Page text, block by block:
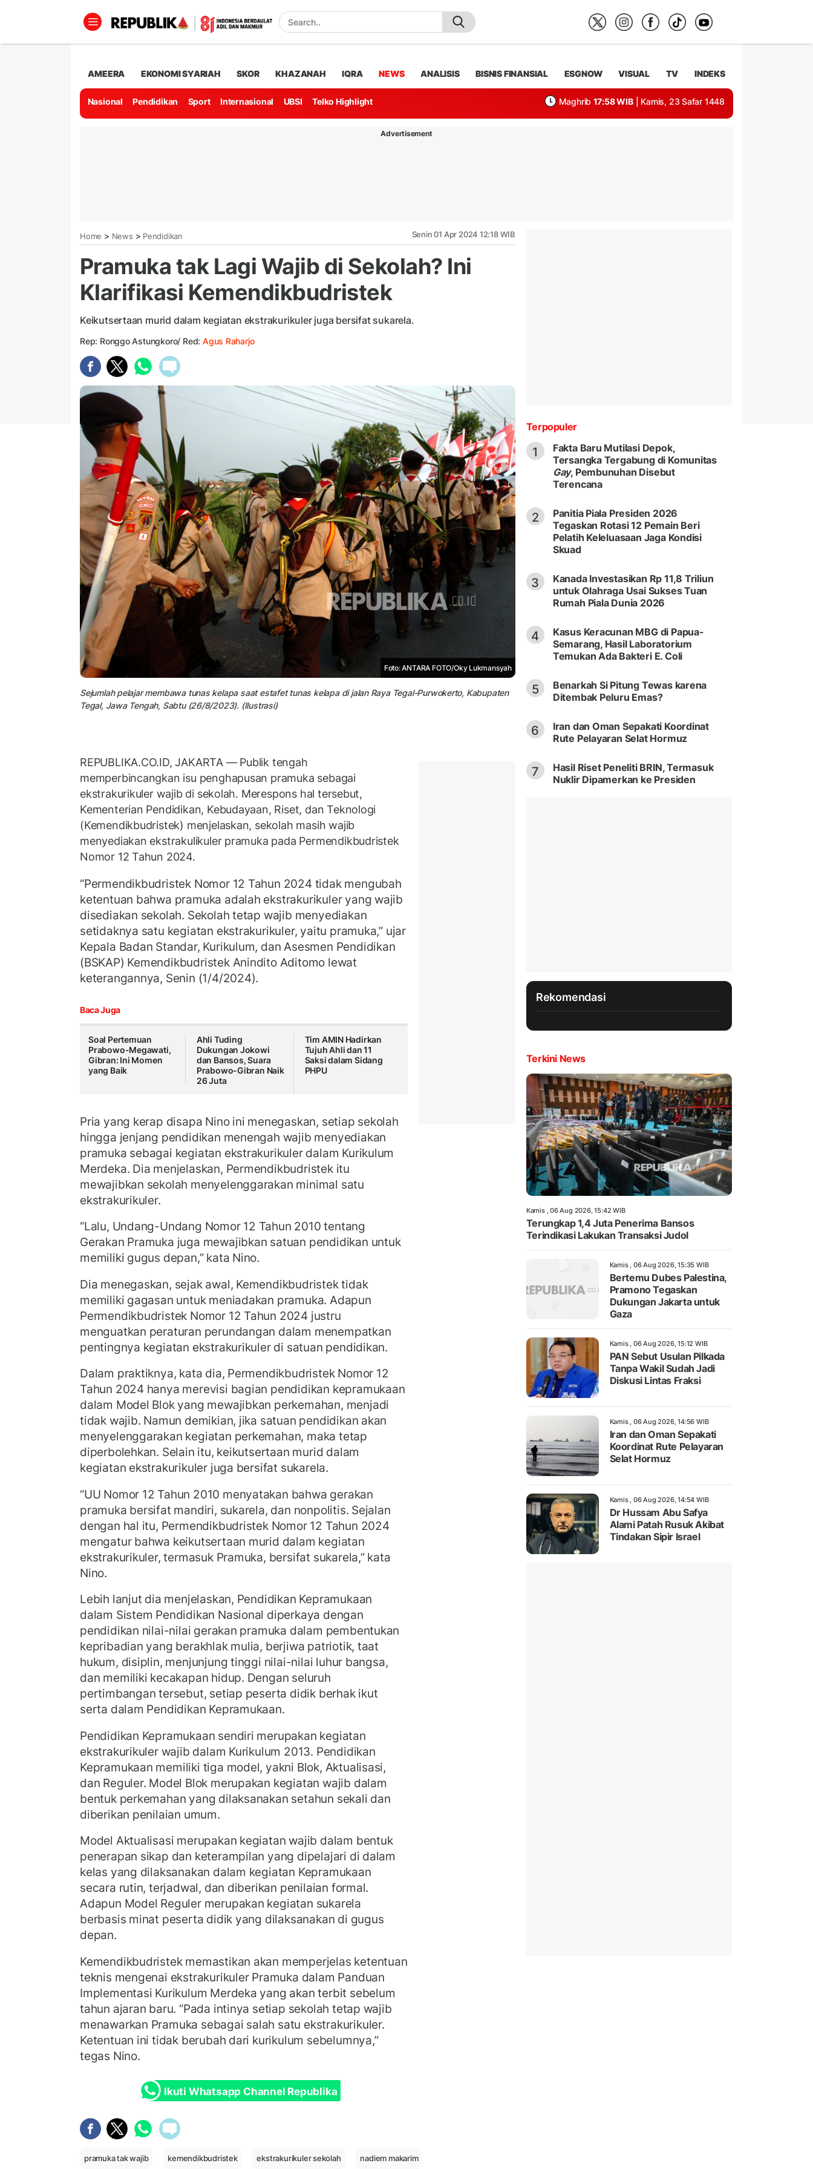
AMEERA EKONOMI SYARIAH SKOR KHAZANAH IQRA NEWS ANALISIS BISNIS FINANSIAL ESGNOW VISUAL TV INDEKS
Nasional Pendidikan Sport Internasional UBSI Telko Highlight Maghrib 17:58 WIB | Kamis, 23 Safar 1448
Advertisement
Home > News > Pendidikan Senin 01 Apr 2024 12:18 WIB
Pramuka tak Lagi Wajib di Sekolah? Ini
Klarifikasi Kemendikbudristek
Keikutsertaan murid dalam kegiatan ekstrakurikuler juga bersifat sukarela.
Rep: Ronggo Astungkoro/ Red: Agus Raharjo
Foto: ANTARA FOTO/Oky Lukmansyah
Sejumlah pelajar membawa tunas kelapa saat estafet tunas kelapa di jalan Raya Tegal-Purwokerto, Kabupaten
Tegal, Jawa Tengah, Sabtu (26/8/2023). (Ilustrasi)
REPUBLIKA.CO.ID, JAKARTA — Publik tengah
memperbincangkan isu penghapusan pramuka sebagai
ekstrakurikuler wajib di sekolah. Merespons hal tersebut,
Kementerian Pendidikan, Kebudayaan, Riset, dan Teknologi
(Kemendikbudristek) menjelaskan, sekolah masih wajib
menyediakan ekstrakulikuler pramuka pada Permendikbudristek
Nomor 12 Tahun 2024.
“Permendikbudristek Nomor 12 Tahun 2024 tidak mengubah
ketentuan bahwa pramuka adalah ekstrakurikuler yang wajib
disediakan sekolah. Sekolah tetap wajib menyediakan
setidaknya satu kegiatan ekstrakurikuler, yaitu pramuka,” ujar
Kepala Badan Standar, Kurikulum, dan Asesmen Pendidikan
(BSKAP) Kemendikbudristek Anindito Aditomo lewat
keterangannya, Senin (1/4/2024).
Baca Juga
Soal Pertemuan
Prabowo-Megawati,
Gibran: Ini Momen
yang Baik
Ahli Tuding
Dukungan Jokowi
dan Bansos, Suara
Prabowo-Gibran Naik
26 Juta
Tim AMIN Hadirkan
Tujuh Ahli dan 11
Saksi dalam Sidang
PHPU
Pria yang kerap disapa Nino ini menegaskan, setiap sekolah
hingga jenjang pendidikan menengah wajib menyediakan
pramuka sebagai kegiatan ekstrakurikuler dalam Kurikulum
Merdeka. Dia menjelaskan, Permendikbudristek itu
mewajibkan sekolah menyelenggarakan minimal satu
ekstrakurikuler.
“Lalu, Undang-Undang Nomor 12 Tahun 2010 tentang
Gerakan Pramuka juga mewajibkan satuan pendidikan untuk
memiliki gugus depan,” kata Nino.
Dia menegaskan, sejak awal, Kemendikbudristek tidak
memiliki gagasan untuk meniadakan pramuka. Adapun
Permendikbudristek Nomor 12 Tahun 2024 justru
menguatkan peraturan perundangan dalam menempatkan
pentingnya kegiatan ekstrakurikuler di satuan pendidikan.
Dalam praktiknya, kata dia, Permendikbudristek Nomor 12
Tahun 2024 hanya merevisi bagian pendidikan kepramukaan
dalam Model Blok yang mewajibkan perkemahan, menjadi
tidak wajib. Namun demikian, jika satuan pendidikan akan
menyelenggarakan kegiatan perkemahan, maka tetap
diperbolehkan. Selain itu, keikutsertaan murid dalam
kegiatan ekstrakurikuler juga bersifat sukarela.
“UU Nomor 12 Tahun 2010 menyatakan bahwa gerakan
pramuka bersifat mandiri, sukarela, dan nonpolitis. Sejalan
dengan hal itu, Permendikbudristek Nomor 12 Tahun 2024
mengatur bahwa keikutsertaan murid dalam kegiatan
ekstrakurikuler, termasuk Pramuka, bersifat sukarela,” kata
Nino.
Lebih lanjut dia menjelaskan, Pendidikan Kepramukaan
dalam Sistem Pendidikan Nasional diperkaya dengan
pendidikan nilai-nilai gerakan pramuka dalam pembentukan
kepribadian yang berakhlak mulia, berjiwa patriotik, taat
hukum, disiplin, menjunjung tinggi nilai-nilai luhur bangsa,
dan memiliki kecakapan hidup. Dengan seluruh
pertimbangan tersebut, setiap peserta didik berhak ikut
serta dalam Pendidikan Kepramukaan.
Pendidikan Kepramukaan sendiri merupakan kegiatan
ekstrakurikuler wajib dalam Kurikulum 2013. Pendidikan
Kepramukaan memiliki tiga model, yakni Blok, Aktualisasi,
dan Reguler. Model Blok merupakan kegiatan wajib dalam
bentuk perkemahan yang dilaksanakan setahun sekali dan
diberikan penilaian umum.
Model Aktualisasi merupakan kegiatan wajib dalam bentuk
penerapan sikap dan keterampilan yang dipelajari di dalam
kelas yang dilaksanakan dalam kegiatan Kepramukaan
secara rutin, terjadwal, dan diberikan penilaian formal.
Adapun Model Reguler merupakan kegiatan sukarela
berbasis minat peserta didik yang dilaksanakan di gugus
depan.
Kemendikbudristek memastikan akan memperjelas ketentuan
teknis mengenai ekstrakurikuler Pramuka dalam Panduan
Implementasi Kurikulum Merdeka yang akan terbit sebelum
tahun ajaran baru. “Pada intinya setiap sekolah tetap wajib
menawarkan Pramuka sebagai salah satu ekstrakurikuler.
Ketentuan ini tidak berubah dari kurikulum sebelumnya,”
tegas Nino.
Ikuti Whatsapp Channel Republika
pramuka tak wajib kemendikbudristek ekstrakurikuler sekolah nadiem makarim
Terpopuler
1
Fakta Baru Mutilasi Depok,
Tersangka Tergabung di Komunitas
Gay, Pembunuhan Disebut
Terencana
2
Panitia Piala Presiden 2026
Tegaskan Rotasi 12 Pemain Beri
Pelatih Keleluasaan Jaga Kondisi
Skuad
3
Kanada Investasikan Rp 11,8 Triliun
untuk Olahraga Usai Sukses Tuan
Rumah Piala Dunia 2026
4
Kasus Keracunan MBG di Papua-
Semarang, Hasil Laboratorium
Temukan Ada Bakteri E. Coli
5
Benarkah Si Pitung Tewas karena
Ditembak Peluru Emas?
6
Iran dan Oman Sepakati Koordinat
Rute Pelayaran Selat Hormuz
7
Hasil Riset Peneliti BRIN, Termasuk
Nuklir Dipamerkan ke Presiden
Rekomendasi
Terkini News
Kamis , 06 Aug 2026, 15:42 WIB
Terungkap 1,4 Juta Penerima Bansos
Terindikasi Lakukan Transaksi Judol
Kamis , 06 Aug 2026, 15:35 WIB
Bertemu Dubes Palestina,
Pramono Tegaskan
Dukungan Jakarta untuk
Gaza
Kamis , 06 Aug 2026, 15:12 WIB
PAN Sebut Usulan Pilkada
Tanpa Wakil Sudah Jadi
Diskusi Lintas Fraksi
Kamis , 06 Aug 2026, 14:56 WIB
Iran dan Oman Sepakati
Koordinat Rute Pelayaran
Selat Hormuz
Kamis , 06 Aug 2026, 14:54 WIB
Dr Hussam Abu Safya
Alami Patah Rusuk Akibat
Tindakan Sipir Israel